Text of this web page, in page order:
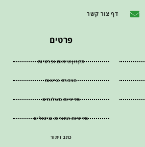
דף צור קשר
פרטים
תקנון שימוש ופרטיות
הצהרת נגישות
מדיניות משלוחים
מדיניות החזרות וביטולים
כתב ויתור